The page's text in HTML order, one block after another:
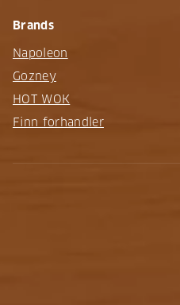
Brands
Napoleon
Gozney
HOT WOK
Finn forhandler